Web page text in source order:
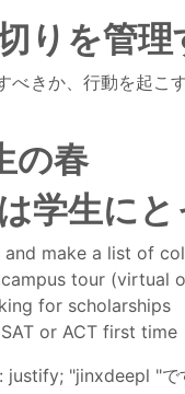
りを管理
べきか、行動を起こ
の春
学生に
and make a list of
tour (virtual
for scholarships
or ACT first time
justify; "jinxdeepl "で